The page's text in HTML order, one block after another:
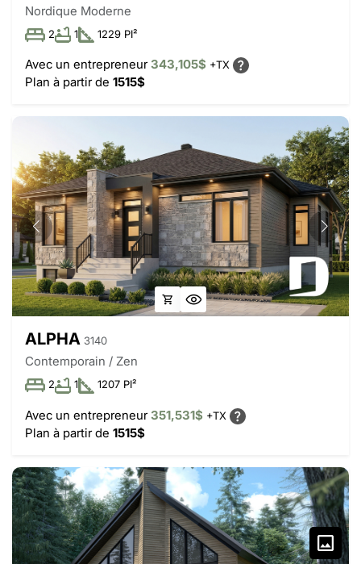
Nordique Moderne
2 1 1229 PI²
Avec un entrepreneur343,105$ +TX
Plan à partir de 1515$
ALPHA 3140
Contemporain / Zen
2 1 1207 PI²
Avec un entrepreneur351,531$ +TX
Plan à partir de 1515$